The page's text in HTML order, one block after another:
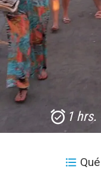
1 hrs.